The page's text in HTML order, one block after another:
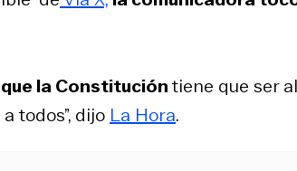
la Constitucióntiene que ser
todos”, dijo La Hora.